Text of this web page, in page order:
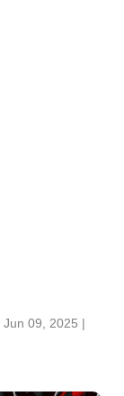
Jun 09, 2025 |